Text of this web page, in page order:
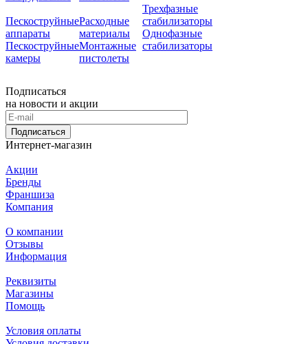
Пескоструйные
аппараты
Пескоструйные
камеры
Расходные
материалы
Монтажные
пистолеты
Трехфазные
стабилизаторы
Однофазные
стабилизаторы
Подписаться
на новости и акции
Подписаться
Интернет-магазин
Акции
Бренды
Франшиза
Компания
О компании
Отзывы
Информация
Реквизиты
Магазины
Помощь
Условия оплаты